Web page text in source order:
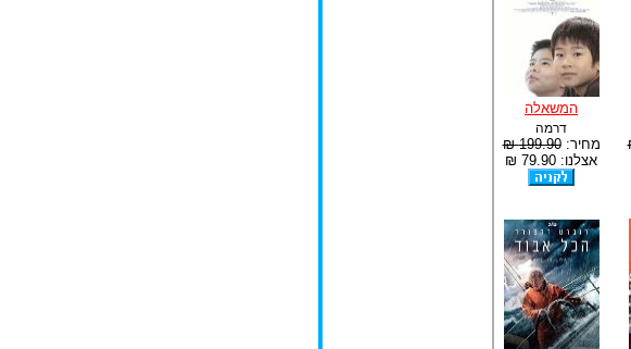
המשאלה
דרמה
מחיר:199.90 ₪
אצלנו: 79.90 ₪